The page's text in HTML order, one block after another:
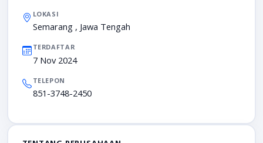
LOKASI
Semarang , Jawa Tengah
TERDAFTAR
7 Nov 2024
TELEPON
851-3748-2450